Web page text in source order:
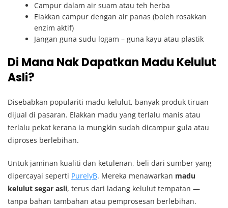
Campur dalam air suam atau teh herba
Elakkan campur dengan air panas (boleh rosakkan
enzim aktif)
Jangan guna sudu logam – guna kayu atau plastik
Di Mana Nak Dapatkan Madu Kelulut
Asli?
Disebabkan populariti madu kelulut, banyak produk tiruan
dijual di pasaran. Elakkan madu yang terlalu manis atau
terlalu pekat kerana ia mungkin sudah dicampur gula atau
diproses berlebihan.
Untuk jaminan kualiti dan ketulenan, beli dari sumber yang
dipercayai seperti PurelyB. Mereka menawarkan madu
kelulut segar asli, terus dari ladang kelulut tempatan —
tanpa bahan tambahan atau pemprosesan berlebihan.